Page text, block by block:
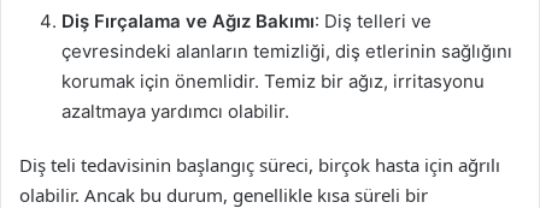
Diş Fırçalama ve Ağız Bakımı: Diş telleri ve
çevresindeki alanların temizliği, diş etlerinin sağlığını
korumak için önemlidir. Temiz bir ağız, irritasyonu
azaltmaya yardımcı olabilir.
Diş teli tedavisinin başlangıç süreci, birçok hasta için ağrılı
olabilir. Ancak bu durum, genellikle kısa süreli bir